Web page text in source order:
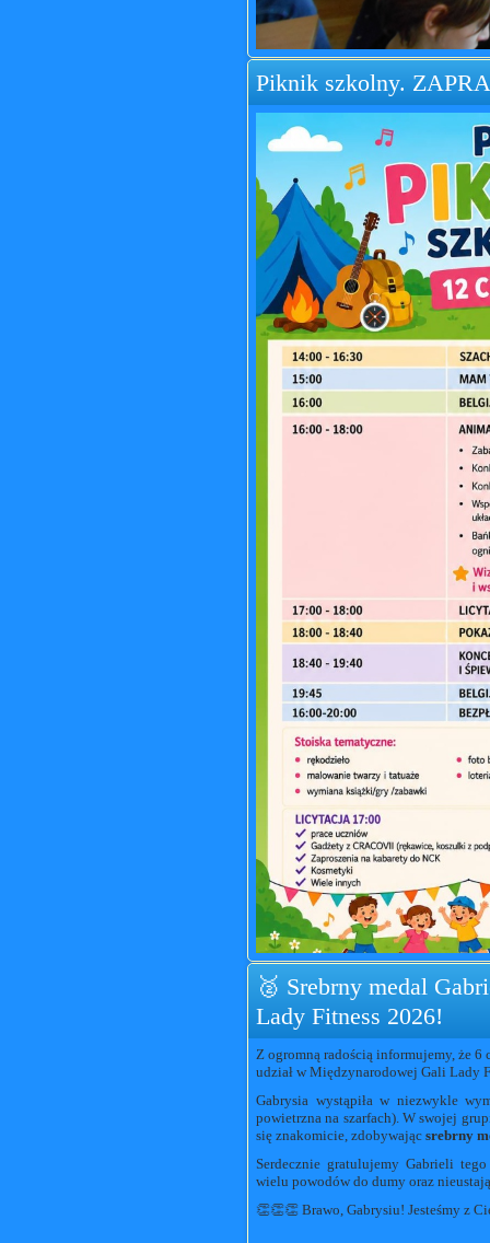
Piknik szkolny.
🥈 Srebrny medal
Lady Fitness 2026!
Z ogromną radością informujemy, że
udział w Międzynarodowej Gali Lady
Gabrysia wystąpiła w niezwykle
powietrzna na szarfach). W swojej
się znakomicie, zdobywając srebrny
Serdecznie gratulujemy Gabrieli
wielu powodów do dumy oraz
👏👏👏 Brawo, Gabrysiu! Jesteśmy z